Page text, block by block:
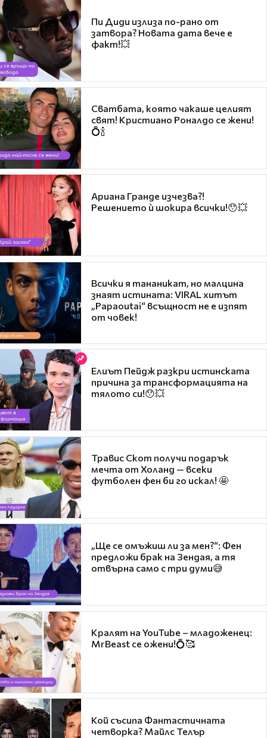
Пи Диди излиза по-рано от
затвора? Новата дата вече е
факт!💥
Сватбата, която чакаше целият
свят! Кристиано Роналдо се жени!
💍🍾
Ариана Гранде изчезва?!
Решението ѝ шокира всички!😯💥
Всички я тананикат, но малцина
знаят истината: VIRAL хитът
„Papaoutai“ всъщност не е изпят
от човек!
Елиът Пейдж разкри истинската
причина за трансформацията на
тялото си!😯💥
Травис Скот получи подарък
мечта от Холанд — всеки
футболен фен би го искал! 🤩
„Ще се омъжиш ли за мен?“: Фен
предложи брак на Зендая, а тя
отвърна само с три думи😅
Кралят на YouTube – младоженец:
MrBeast се ожени!💍🥰
Кой съсипа Фантастичната
четворка? Майлс Телър